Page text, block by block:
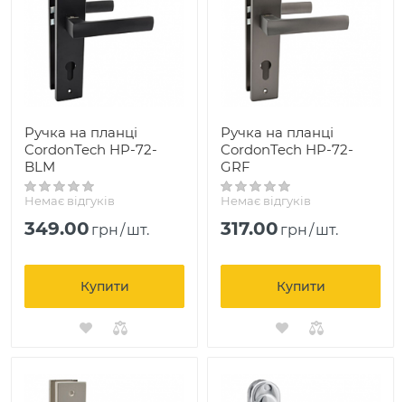
Ручка на планці
CordonTech HP-72-
BLM
Немає відгуків
349.00 грн/шт.
Купити
Ручка на планці
CordonTech HP-72-
GRF
Немає відгуків
317.00 грн/шт.
Купити